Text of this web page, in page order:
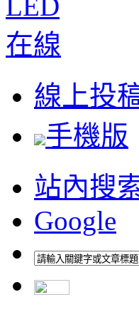
線上投
手機版
站內搜
Google